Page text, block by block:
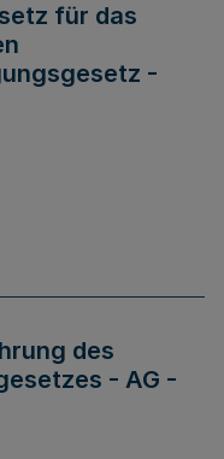
für das
-
des
- AG -